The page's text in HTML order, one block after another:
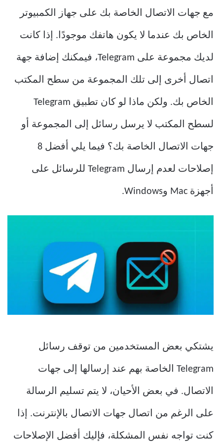
مع جهات الاتصال الخاصة بك على جهاز الكمبيوتر
الخاص بك عندما لا يكون هاتفك موجودًا. إذا كانت
لديك مجموعة على Telegram، فيمكنك إضافة جهة
اتصال أخرى إلى تلك المجموعة من سطح المكتب
الخاص بك. ولكن ماذا لو كان تطبيق Telegram
لسطح المكتب لا يرسل رسائل إلى المجموعة أو
جهات الاتصال الخاصة بك؟ فيما يلي أفضل 8
إصلاحات لعدم إرسال Telegram للرسائل على
أجهزة Mac وWindows.
يشتكي بعض المستخدمين من توقف رسائل
Telegram الخاصة بهم عند إرسالها إلى جهات
الاتصال. في بعض الأحيان، لا يتم تسليم الرسالة
على الرغم من اتصال جهات الاتصال بالإنترنت. إذا
كنت تواجه نفس المشكلة، فإليك أفضل الإصلاحات